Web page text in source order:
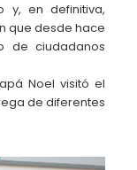
y, en definitiva,
que desde hace
de ciudadanos
Noel visitó el
de diferentes